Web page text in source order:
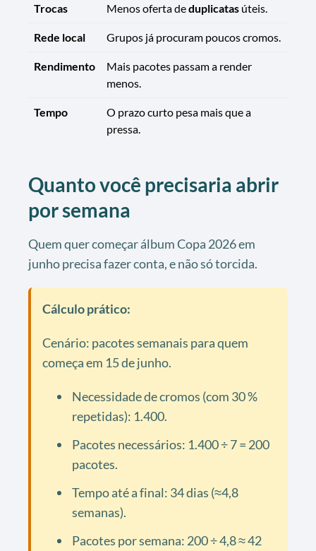
Trocas Menos oferta deduplicatas úteis.
Rede local Grupos já procuram poucos cromos.
Rendimento
Mais pacotes passam a render
menos.
Tempo
O prazo curto pesa mais que a
pressa.
Quanto você precisaria abrir
por semana
Quem quer começar álbum Copa 2026 em
junho precisa fazer conta, e não só torcida.
Cálculo prático:
Cenário: pacotes semanais para quem
começa em 15 de junho.
Necessidade de cromos (com 30 %
repetidas): 1.400.
Pacotes necessários: 1.400 ÷ 7 = 200
pacotes.
Tempo até a final: 34 dias (≈4,8
semanas).
Pacotes por semana: 200 ÷ 4,8 ≈ 42